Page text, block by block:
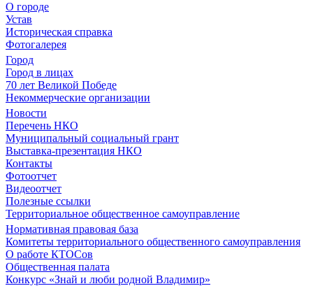
О городе
Устав
Историческая справка
Фотогалерея
Город
Город в лицах
70 лет Великой Победе
Некоммерческие организации
Новости
Перечень НКО
Муниципальный социальный грант
Выставка-презентация НКО
Контакты
Фотоотчет
Видеоотчет
Полезные ссылки
Территориальное общественное самоуправление
Нормативная правовая база
Комитеты территориального общественного самоуправления
О работе КТОСов
Общественная палата
Конкурс «Знай и люби родной Владимир»